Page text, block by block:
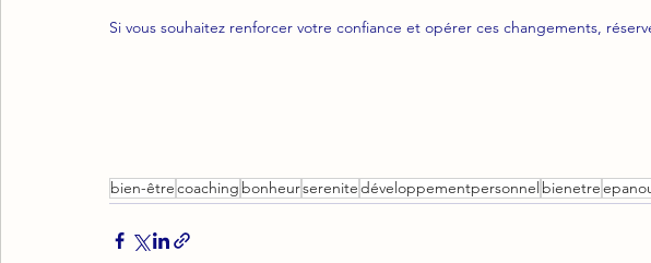
Si vous souhaitez renforcer votre confiance et opérer ces changements,
bien-êtrecoaching bonheurserenitedéveloppementpersonnel bienetre